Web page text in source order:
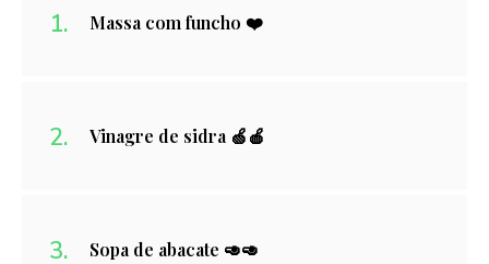
Massa com funcho ❤️
Vinagre de sidra 🍏🍎
Sopa de abacate 🥑🥑